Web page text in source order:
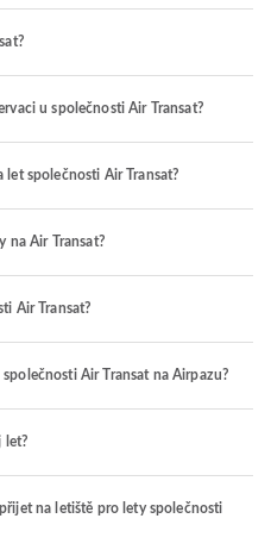
u společnosti Air Transat?
let společnosti Air Transat?
na Air Transat?
Air Transat?
Air Transat na Airpazu?
let?
na letiště pro lety společnosti